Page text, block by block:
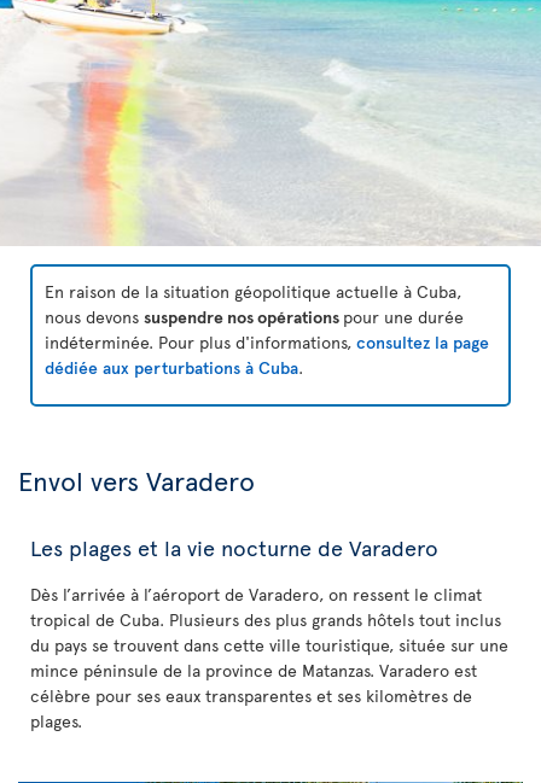
En raison de la situation géopolitique actuelle à Cuba,
nous devons suspendre nos opérations pour une durée
indéterminée. Pour plus d'informations, consultez la page
dédiée aux perturbations à Cuba.
Envol vers Varadero
Les plages et la vie nocturne de Varadero
Dès l’arrivée à l’aéroport de Varadero, on ressent le climat
tropical de Cuba. Plusieurs des plus grands hôtels tout inclus
du pays se trouvent dans cette ville touristique, située sur une
mince péninsule de la province de Matanzas. Varadero est
célèbre pour ses eaux transparentes et ses kilomètres de
plages.